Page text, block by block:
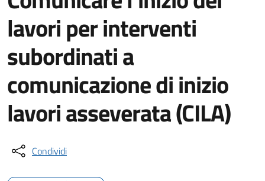
lavori per interventi
subordinati a
comunicazione di inizio
lavori asseverata (CILA)
Condividi